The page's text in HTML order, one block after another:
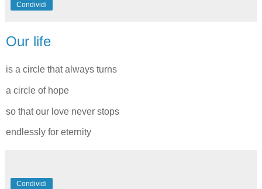
Condividi
Our life
is a circle that always turns
a circle of hope
so that our love never stops
endlessly for eternity
Condividi